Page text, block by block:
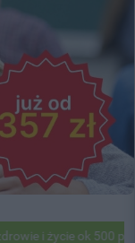
ok 500